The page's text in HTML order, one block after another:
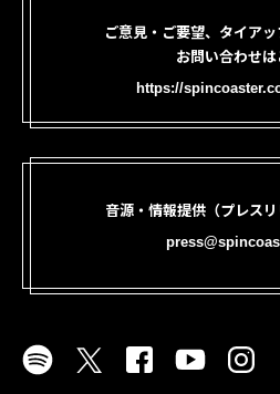
ご意見・ご要望、タイア
お問い合わせは
https://
音源・情報提供（プレス